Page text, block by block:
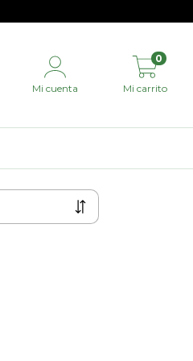
Mi cuenta Mi carrito
0